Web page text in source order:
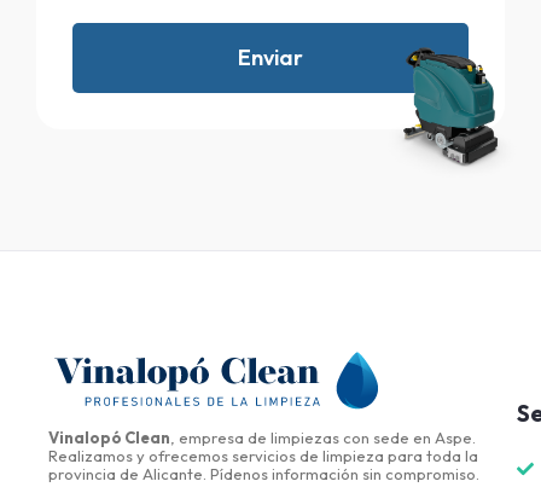
Enviar
Vinalopó Clean , empresa de limpiezas con sede en Aspe.
Realizamos y ofrecemos servicios de limpieza para toda la
provincia de Alicante. Pídenos información sin compromiso.